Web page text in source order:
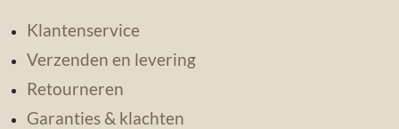
Klantenservice
Verzenden en levering
Retourneren
Garanties & klachten